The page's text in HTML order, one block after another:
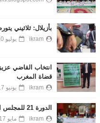
بأزيلال: ثلاثيني
ikram يوليو 10, 2023
انتخاب القاضي
قضاة المغرب
ikram يونيو 17, 2023
الدورة 21 للمجلس الإداري للوكالة الحضرية لبني ملال
ikram مايو 17, 2023